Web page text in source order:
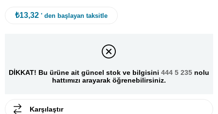
₺13,32 ' den başlayan taksitle
DİKKAT! Bu ürüne ait güncel stok ve bilgisini 444 5 235 nolu
hattımızı arayarak öğrenebilirsiniz.
Karşılaştır